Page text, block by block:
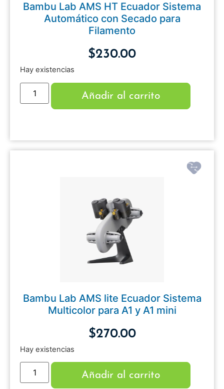
Bambu Lab AMS HT Ecuador Sistema
Automático con Secado para
Filamento
$230.00
Hay existencias
Añadir al carrito
Bambu Lab AMS lite Ecuador Sistema
Multicolor para A1 y A1 mini
$270.00
Hay existencias
Añadir al carrito